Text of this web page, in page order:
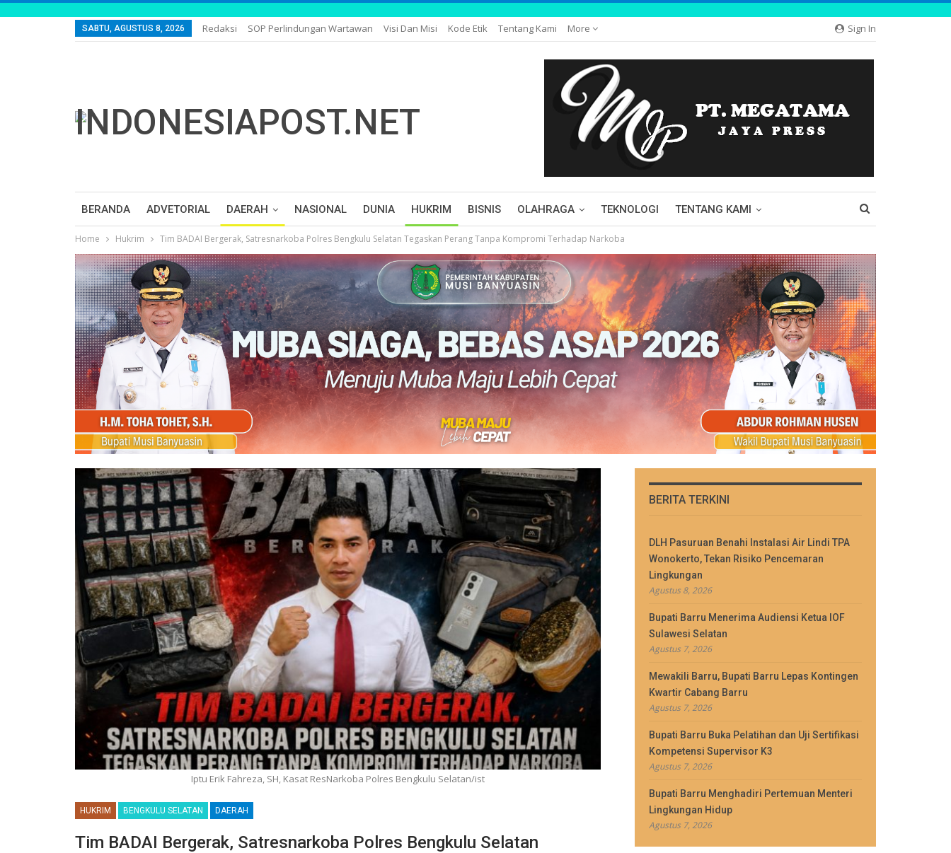
Sign In
SABTU, AGUSTUS 8, 2026 Redaksi SOP Perlindungan Wartawan Visi Dan Misi Kode Etik Tentang Kami More
BERANDA ADVETORIAL DAERAH NASIONAL DUNIA HUKRIM BISNIS OLAHRAGA TEKNOLOGI TENTANG KAMI
Home Hukrim Tim BADAI Bergerak, Satresnarkoba Polres Bengkulu Selatan Tegaskan Perang Tanpa Kompromi Terhadap Narkoba
Iptu Erik Fahreza, SH, Kasat ResNarkoba Polres Bengkulu Selatan/ist
HUKRIM BENGKULU SELATAN DAERAH
Tim BADAI Bergerak, Satresnarkoba Polres Bengkulu Selatan
BERITA TERKINI
DLH Pasuruan Benahi Instalasi Air Lindi TPA
Wonokerto, Tekan Risiko Pencemaran
Lingkungan
Agustus 8, 2026
Bupati Barru Menerima Audiensi Ketua IOF
Sulawesi Selatan
Agustus 7, 2026
Mewakili Barru, Bupati Barru Lepas Kontingen
Kwartir Cabang Barru
Agustus 7, 2026
Bupati Barru Buka Pelatihan dan Uji Sertifikasi
Kompetensi Supervisor K3
Agustus 7, 2026
Bupati Barru Menghadiri Pertemuan Menteri
Lingkungan Hidup
Agustus 7, 2026